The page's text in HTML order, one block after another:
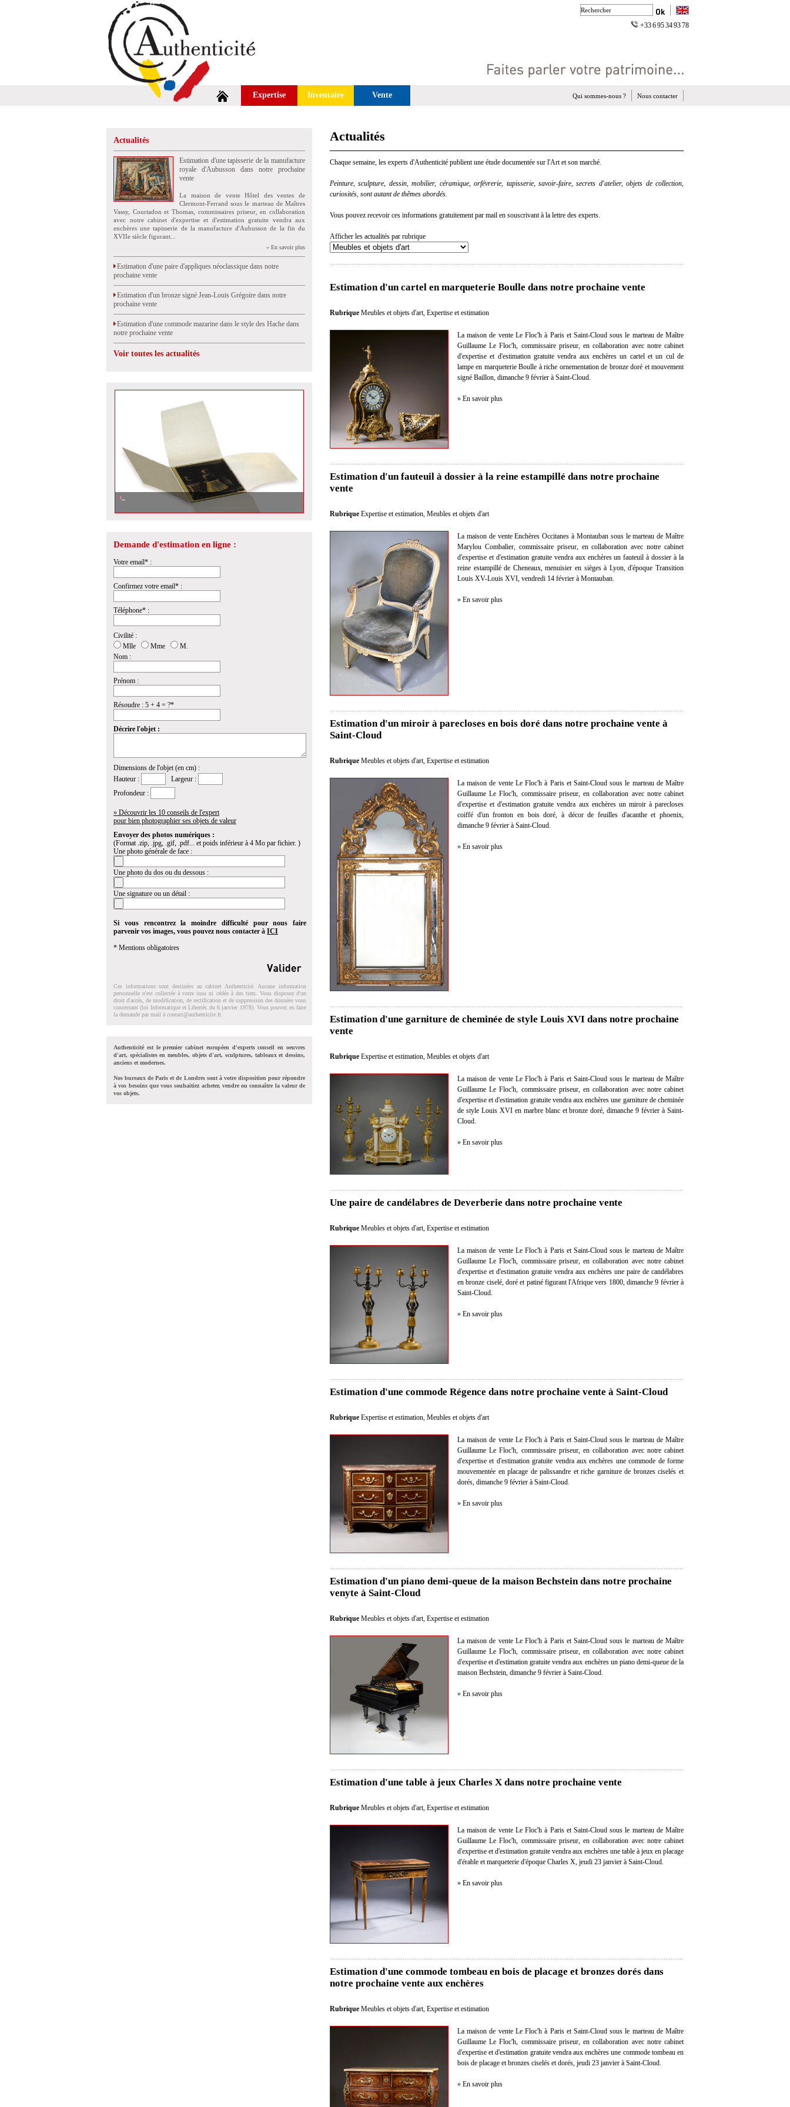
+33 6 95 34 93 78
Expertise Inventaire Vente Nous contacter
Qui sommes-nous ?
Actualités
Estimation d'une tapisserie de la manufacture
royale d'Aubusson dans notre prochaine
vente
La maison de vente Hôtel des ventes de
Clermont-Ferrand sous le marteau de Maîtres
Vassy, Courtadon et Thomas, commissaires priseur, en collaboration
avec notre cabinet d'expertise et d'estimation gratuite vendra aux
enchères une tapisserie de la manufacture d'Aubusson de la fin du
XVIIe siècle figurant...
» En savoir plus
Estimation d'une paire d'appliques néoclassique dans notre
prochaine vente
Estimation d'un bronze signé Jean-Louis Grégoire dans notre
prochaine vente
Estimation d'une commode mazarine dans le style des Hache dans
notre prochaine vente
Voir toutes les actualités
La photographie, un patrimoine précieux
Demande d'estimation en ligne :
Votre email* :
Confirmez votre email* :
Téléphone* :
Civilité :
Mlle
Mme
M.
Nom :
Prénom :
Résoudre : 5 + 4 = ?*
Décrire l'objet :
Dimensions de l'objet (en cm) :
Hauteur :
Largeur :
Profondeur :
» Découvrir les 10 conseils de l'expert
pour bien photographier ses objets de valeur
Envoyer des photos numériques :
(Format .zip, .jpg, .gif, .pdf... et poids inférieur à 4 Mo par fichier. )
Une photo générale de face :
Une photo du dos ou du dessous :
Une signature ou un détail :
Si vous rencontrez la moindre difficulté pour nous faire
parvenir vos images, vous pouvez nous contacter à ICI
* Mentions obligatoires
Ces informations sont destinées au cabinet Authenticité. Aucune information
personnelle n'est collectée à votre insu ni cédée à des tiers. Vous disposez d'un
droit d'accés, de modification, de rectification et de suppression des données vous
concernant (loi Informatique et Libertés du 6 janvier 1978). Vous pouvez en faire
la demande par mail à contact@authenticite.fr.
Authenticité est le premier cabinet européen d'experts conseil en oeuvres
d'art, spécialistes en meubles, objets d'art, sculptures, tableaux et dessins,
anciens et modernes.
Nos bureaux de Paris et de Londres sont à votre disposition pour répondre
à vos besoins que vous souhaitiez acheter, vendre ou connaître la valeur de
vos objets.
Actualités
Chaque semaine, les experts d'Authenticité publient une étude documentée sur l'Art et son marché.
Peinture, sculpture, dessin, mobilier, céramique, orfévrerie, tapisserie, savoir-faire, secrets d'atelier, objets de collection,
curiosités, sont autant de thêmes abordés.
Vous pouvez recevoir ces informations gratuitement par mail en souscrivant à la lettre des experts.
Afficher les actualités par rubrique
Estimation d'un cartel en marqueterie Boulle dans notre prochaine vente
Rubrique Meubles et objets d'art, Expertise et estimation
La maison de vente Le Floc'h à Paris et Saint-Cloud sous le marteau de Maître
Guillaume Le Floc'h, commissaire priseur, en collaboration avec notre cabinet
d'expertise et d'estimation gratuite vendra aux enchères un cartel et un cul de
lampe en marqueterie Boulle à riche ornementation de bronze doré et mouvement
signé Baillon, dimanche 9 février à Saint-Cloud.
» En savoir plus
Estimation d'un fauteuil à dossier à la reine estampillé dans notre prochaine
vente
Rubrique Expertise et estimation, Meubles et objets d'art
La maison de vente Enchères Occitanes à Montauban sous le marteau de Maître
Marylou Combalier, commissaire priseur, en collaboration avec notre cabinet
d'expertise et d'estimation gratuite vendra aux enchères un fauteuil à dossier à la
reine estampillé de Cheneaux, menuisier en sièges à Lyon, d'époque Transition
Louis XV-Louis XVI, vendredi 14 février à Montauban.
» En savoir plus
Estimation d'un miroir à parecloses en bois doré dans notre prochaine vente à
Saint-Cloud
Rubrique Meubles et objets d'art, Expertise et estimation
La maison de vente Le Floc'h à Paris et Saint-Cloud sous le marteau de Maître
Guillaume Le Floc'h, commissaire priseur, en collaboration avec notre cabinet
d'expertise et d'estimation gratuite vendra aux enchères un miroir à parecloses
coiffé d'un fronton en bois doré, à décor de feuilles d'acanthe et phoenix,
dimanche 9 février à Saint-Cloud.
» En savoir plus
Estimation d'une garniture de cheminée de style Louis XVI dans notre prochaine
vente
Rubrique Expertise et estimation, Meubles et objets d'art
La maison de vente Le Floc'h à Paris et Saint-Cloud sous le marteau de Maître
Guillaume Le Floc'h, commissaire priseur, en collaboration avec notre cabinet
d'expertise et d'estimation gratuite vendra aux enchères une garniture de cheminée
de style Louis XVI en marbre blanc et bronze doré, dimanche 9 février à Saint-
Cloud.
» En savoir plus
Une paire de candélabres de Deverberie dans notre prochaine vente
Rubrique Meubles et objets d'art, Expertise et estimation
La maison de vente Le Floc'h à Paris et Saint-Cloud sous le marteau de Maître
Guillaume Le Floc'h, commissaire priseur, en collaboration avec notre cabinet
d'expertise et d'estimation gratuite vendra aux enchères une paire de candélabres
en bronze ciselé, doré et patiné figurant l'Afrique vers 1800, dimanche 9 février à
Saint-Cloud.
» En savoir plus
Estimation d'une commode Régence dans notre prochaine vente à Saint-Cloud
Rubrique Expertise et estimation, Meubles et objets d'art
La maison de vente Le Floc'h à Paris et Saint-Cloud sous le marteau de Maître
Guillaume Le Floc'h, commissaire priseur, en collaboration avec notre cabinet
d'expertise et d'estimation gratuite vendra aux enchères une commode de forme
mouvementée en placage de palissandre et riche garniture de bronzes ciselés et
dorés, dimanche 9 février à Saint-Cloud.
» En savoir plus
Estimation d'un piano demi-queue de la maison Bechstein dans notre prochaine
venyte à Saint-Cloud
Rubrique Meubles et objets d'art, Expertise et estimation
La maison de vente Le Floc'h à Paris et Saint-Cloud sous le marteau de Maître
Guillaume Le Floc'h, commissaire priseur, en collaboration avec notre cabinet
d'expertise et d'estimation gratuite vendra aux enchères un piano demi-queue de la
maison Bechstein, dimanche 9 février à Saint-Cloud.
» En savoir plus
Estimation d'une table à jeux Charles X dans notre prochaine vente
Rubrique Meubles et objets d'art, Expertise et estimation
La maison de vente Le Floc'h à Paris et Saint-Cloud sous le marteau de Maître
Guillaume Le Floc'h, commissaire priseur, en collaboration avec notre cabinet
d'expertise et d'estimation gratuite vendra aux enchères une table à jeux en placage
d'érable et marqueterie d'époque Charles X, jeudi 23 janvier à Saint-Cloud.
» En savoir plus
Estimation d'une commode tombeau en bois de placage et bronzes dorés dans
notre prochaine vente aux enchères
Rubrique Meubles et objets d'art, Expertise et estimation
La maison de vente Le Floc'h à Paris et Saint-Cloud sous le marteau de Maître
Guillaume Le Floc'h, commissaire priseur, en collaboration avec notre cabinet
d'expertise et d'estimation gratuite vendra aux enchères une commode tombeau en
bois de placage et bronzes ciselés et dorés, jeudi 23 janvier à Saint-Cloud.
» En savoir plus